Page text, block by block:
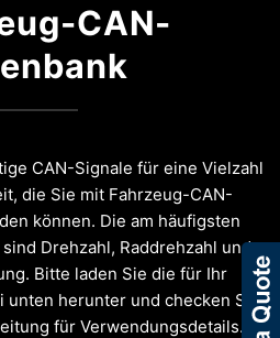
CAN-
CAN-Signale für eine Vielzahl
die Sie mit Fahrzeug-CAN-
können. Die am häufigsten
Drehzahl, Raddrehzahl und
Bitte laden Sie die für Ihr
unten herunter und checken Sie
für Verwendungsdetails.